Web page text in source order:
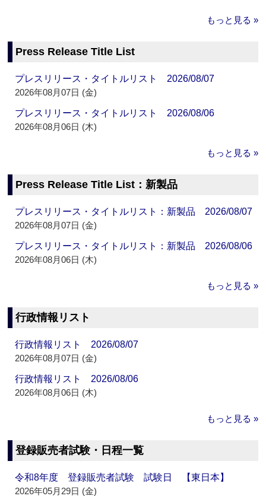
もっと見る »
Press Release Title List
プレスリリース・タイトルリスト 2026/08/07
2026年08月07日 (金)
プレスリリース・タイトルリスト 2026/08/06
2026年08月06日 (木)
もっと見る »
Press Release Title List：新製品
プレスリリース・タイトルリスト：新製品 2026/08/07
2026年08月07日 (金)
プレスリリース・タイトルリスト：新製品 2026/08/06
2026年08月06日 (木)
もっと見る »
行政情報リスト
行政情報リスト 2026/08/07
2026年08月07日 (金)
行政情報リスト 2026/08/06
2026年08月06日 (木)
もっと見る »
登録販売者試験・日程一覧
令和8年度 登録販売者試験 試験日 【東日本】
2026年05月29日 (金)